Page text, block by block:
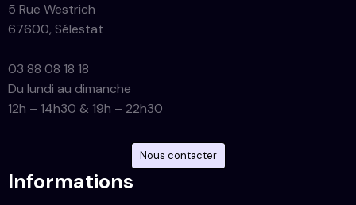
5 Rue Westrich
67600, Sélestat
03 88 08 18 18
Du lundi au dimanche
12h – 14h30 & 19h – 22h30
Nous contacter
Informations